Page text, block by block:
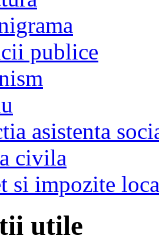
publice
asistenta
civila
si impozite
utile